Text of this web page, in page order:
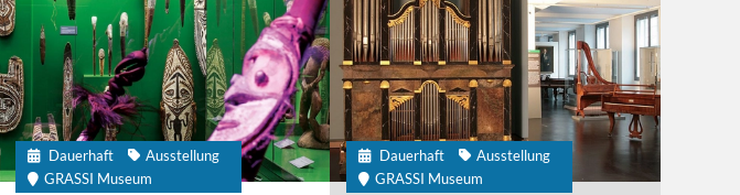
Dauerhaft
Ausstellung
GRASSI Museum
Dauerhaft
Ausstellung
GRASSI Museum